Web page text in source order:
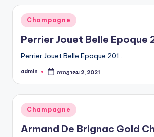
Posted
in
Champagne
Perrier Jouet Belle Epoque
Perrier Jouet Belle Epoque 201…
Posted
admin กรกฎาคม 2, 2021
Posted
in
Champagne
Armand De Brignac Gold